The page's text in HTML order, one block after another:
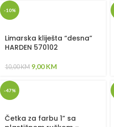
-10%
Limarska kliješta “desna”
HARDEN 570102
10,00KM 9,00KM
-47%
Četka za farbu 1” sa